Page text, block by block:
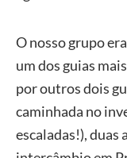
O nosso grupo
um dos guias
por outros dois
caminhada no
escaladas!), duas